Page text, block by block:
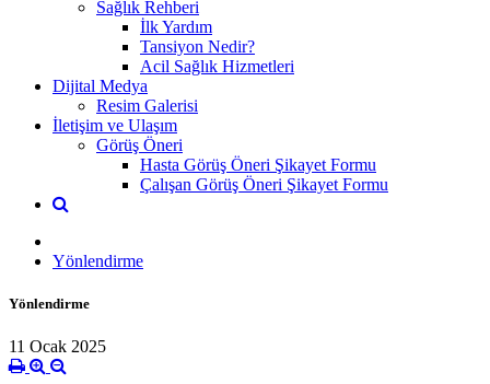
Sağlık Rehberi
İlk Yardım
Tansiyon Nedir?
Acil Sağlık Hizmetleri
Dijital Medya
Resim Galerisi
İletişim ve Ulaşım
Görüş Öneri
Hasta Görüş Öneri Şikayet Formu
Çalışan Görüş Öneri Şikayet Formu
Yönlendirme
Yönlendirme
11 Ocak 2025